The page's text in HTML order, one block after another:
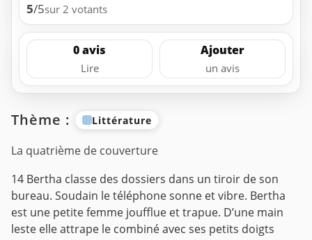
5/5sur 2 votants
0 avis
Lire
Ajouter
un avis
Thème : Littérature
La quatrième de couverture
14 Bertha classe des dossiers dans un tiroir de son
bureau. Soudain le téléphone sonne et vibre. Bertha
est une petite femme joufflue et trapue. D’une main
leste elle attrape le combiné avec ses petits doigts